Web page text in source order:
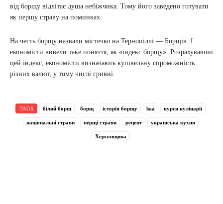
від борщу відлітає душа небіжчика. Тому його заведено готувати
як першу страву на поминках.
На честь борщу назвали містечко на Тернопіллі — Борщів. І
економісти вивели таке поняття, як «індекс борщу». Розрахувавши
цей індекс, економісти визначають купівельну спроможність
різних валют, у тому числі гривні.
TAGS білий борщ борщ історія борщу їжа курси кулінарії
національні страви перщі страви рецепт українська кухня
Херсонщина